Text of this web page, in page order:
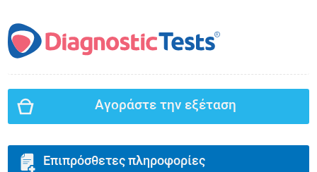
Αγοράστε την εξέταση
Επιπρόσθετες πληροφορίες